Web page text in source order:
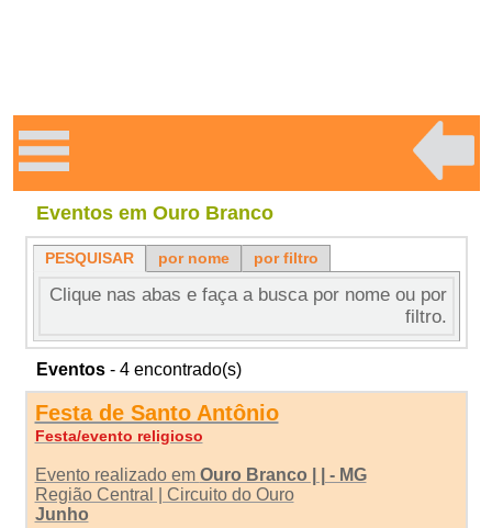
Eventos em Ouro Branco
PESQUISAR por nome por filtro
Clique nas abas e faça a busca por nome ou por
filtro.
Eventos- 4 encontrado(s)
Festa de Santo Antônio
Festa/evento religioso
Evento realizado em Ouro Branco | | - MG
Região Central | Circuito do Ouro
Junho